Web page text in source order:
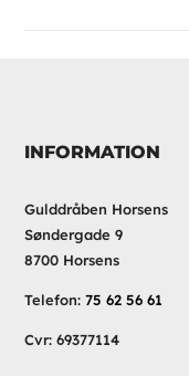
INFORMATION
Gulddråben Horsens
Søndergade 9
8700 Horsens
Telefon:75 62 56 61
Cvr: 69377114